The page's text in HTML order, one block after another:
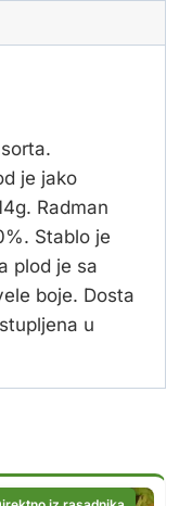
je jako
Radman
Stablo je
plod je sa
boje. Dosta
u